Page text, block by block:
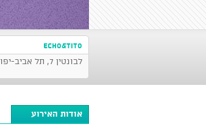
ECHO&TITO
לבונטין 7, תל אביב-יפו 29/07/2015 בשעה 22:00
אודות האירוע